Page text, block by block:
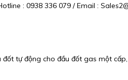
: 0938 336 079 / Email :
đốt tự động cho đầu đốt gas một